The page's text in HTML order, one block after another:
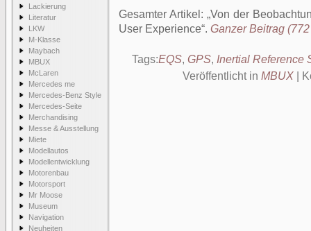
Lackierung
Literatur
LKW
M-Klasse
Maybach
MBUX
McLaren
Mercedes me
Mercedes-Benz Style
Mercedes-Seite
Merchandising
Messe & Ausstellung
Miete
Modellautos
Modellentwicklung
Motorenbau
Motorsport
Mr Moose
Museum
Navigation
Neuheiten
Gesamter Artikel:
Von der
User Experience . Ganzer Beitrag
Tags:EQS, GPS, Inertial Reference
Veröffentlicht in MBUX